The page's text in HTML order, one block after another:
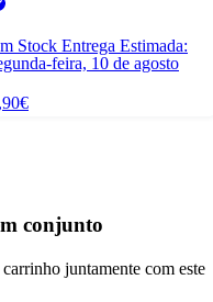
Stock Entrega Estimada:
feira, 10 de agosto
conjunto
juntamente com este